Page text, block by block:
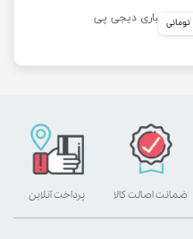
پرداخت آنلاین ضمانت اصالت کالا